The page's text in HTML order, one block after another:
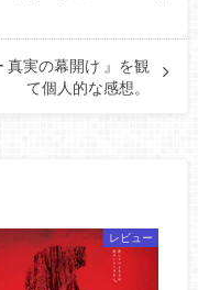
真実の幕開け 』を観
て個人的な感想。
レビュー